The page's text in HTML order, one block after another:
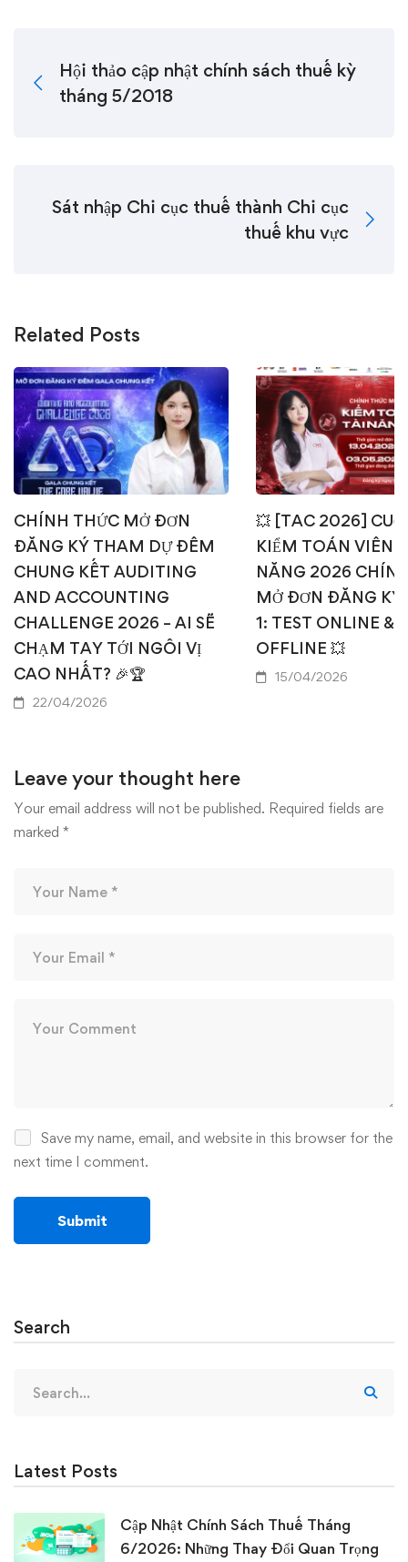
Hội thảo cập nhật chính sách thuế kỳ
tháng 5/2018
Sát nhập Chi cục thuế thành Chi cục
thuế khu vực
Related Posts
CHÍNH THỨC MỞ ĐƠN
ĐĂNG KÝ THAM DỰ ĐÊM
CHUNG KẾT AUDITING
AND ACCOUNTING
CHALLENGE 2026 – AI SẼ
CHẠM TAY TỚI NGÔI VỊ
CAO NHẤT? 🎉🏆
22/04/2026
💥 [TAC 2026]
KIỂM TOÁN VIÊN
NĂNG 2026
MỞ ĐƠN ĐĂNG KÝ
1: TEST ONLINE &
OFFLINE 💥
15/04/2026
Leave your thought here
Your email address will not be published. Required fields are
marked *
Save my name, email, and website in this browser for the
next time I comment.
Search
for:
Latest Posts
Cập Nhật Chính Sách Thuế Tháng
6/2026: Những Thay Đổi Quan Trọng